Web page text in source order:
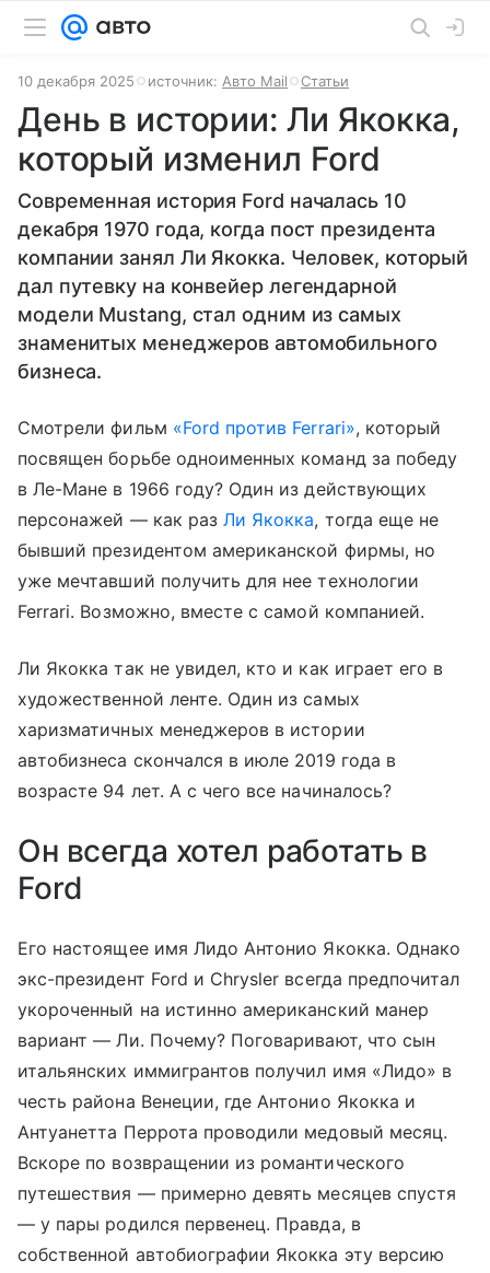
10 декабря 2025 источник: Авто Mail Статьи
День в истории: Ли Якокка,
который изменил Ford
Современная история Ford началась 10
декабря 1970 года, когда пост президента
компании занял Ли Якокка. Человек, который
дал путевку на конвейер легендарной
модели Mustang, стал одним из самых
знаменитых менеджеров автомобильного
бизнеса.
Смотрели фильм «Ford против Ferrari», который
посвящен борьбе одноименных команд за победу
в Ле-Мане в 1966 году? Один из действующих
персонажей — как разЛи Якокка, тогда еще не
бывший президентом американской фирмы, но
уже мечтавший получить для нее технологии
Ferrari. Возможно, вместе с самой компанией.
Ли Якокка так не увидел, кто и как играет его в
художественной ленте. Один из самых
харизматичных менеджеров в истории
автобизнеса скончался в июле 2019 года в
возрасте 94 лет. А с чего все начиналось?
Он всегда хотел работать в
Ford
Его настоящее имя Лидо Антонио Якокка. Однако
экс-президент Ford и Chrysler всегда предпочитал
укороченный на истинно американский манер
вариант — Ли. Почему? Поговаривают, что сын
итальянских иммигрантов получил имя «Лидо» в
честь района Венеции, где Антонио Якокка и
Антуанетта Перрота проводили медовый месяц.
Вскоре по возвращении из романтического
путешествия — примерно девять месяцев спустя
— у пары родился первенец. Правда, в
собственной автобиографии Якокка эту версию